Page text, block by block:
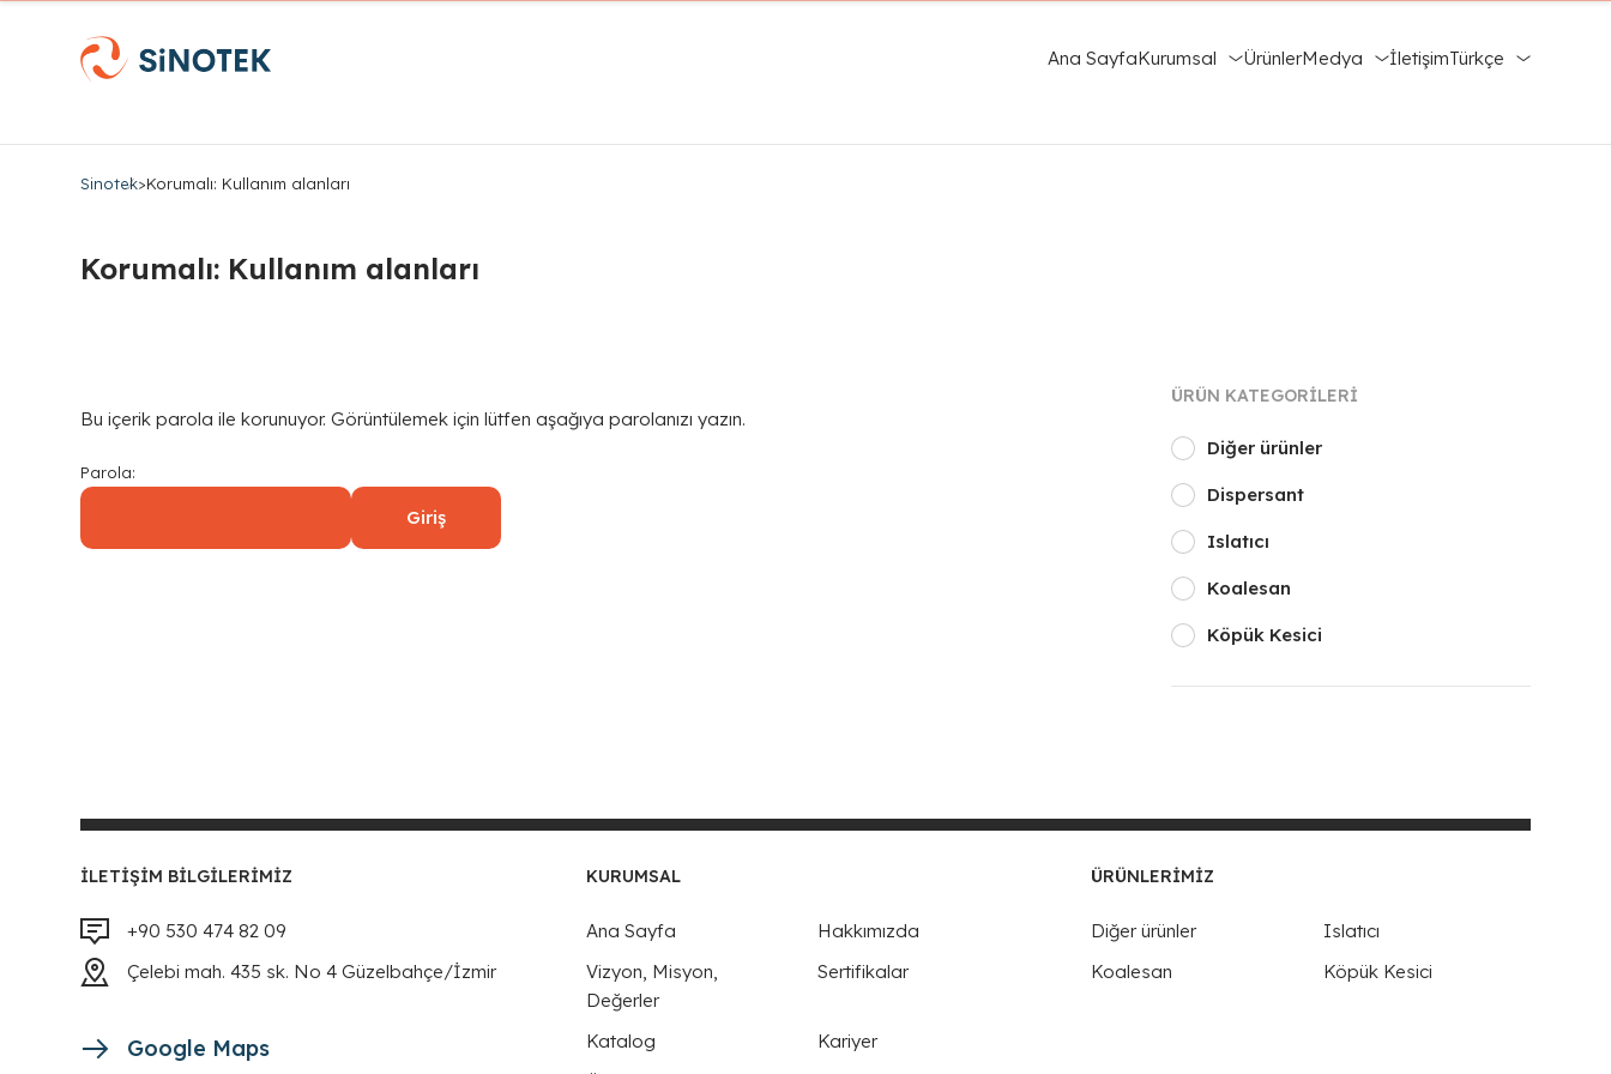
Ana SayfaKurumsal ÜrünlerMedya İletişimTürkçe
Sinotek>Korumalı: Kullanım alanları
Korumalı: Kullanım alanları
Bu içerik parola ile korunuyor. Görüntülemek için lütfen aşağıya parolanızı yazın.
Parola:
ÜRÜN KATEGORILERI
Diğer ürünler
Dispersant
Islatıcı
Koalesan
Köpük Kesici
İLETIŞIM BILGILERIMIZ
+90 530 474 82 09
Çelebi mah. 435 sk. No 4 Güzelbahçe/İzmir
Google Maps
KURUMSAL
Ana Sayfa
Hakkımızda
Vizyon, Misyon,
Değerler
Sertifikalar
Katalog
Kariyer
ÜRÜNLERIMIZ
Diğer ürünler
Islatıcı
Koalesan
Köpük Kesici